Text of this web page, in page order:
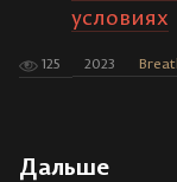
условиях
125 2023
Дальше